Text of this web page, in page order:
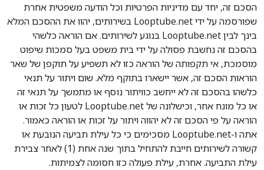
הסכם זה, יחד עם מדיניות הפרטיות וכל הודעה משפטית אחרת
שפורסמה על ידי Looptube.net בשירותים, יהוו את ההסכם המלא
בינך לבין Looptube.net בנוגע לשירותים. אם הוראה כלשהי
בהסכם זה נחשבת פסולה על ידי בית משפט בעל סמכות שיפוט
מוסמכת, אי תקפותה של הוראה כזו לא תשפיע על תוקפן של שאר
הוראות הסכם זה, אשר יישארו בתוקף מלא. שום ויתור על תנאי
כלשהו בהסכם זה לא ייחשב כוויתור נוסף או מתמשך על תנאי זה
או כל מונח אחר, וכישלונה של Looptube.net לטעון כל זכות או
הוראה על פי הסכם זה לא יהווה ויתור על זכות או הוראה כאמור.
אתה ו-Looptube.net מסכימים כי כל עילת תביעה הנובעת או
קשורה לשירותים חייבת להתחיל בתוך שנה אחת (1) לאחר צבירת
עילת התביעה. אחרת, עילת פעולה כזו חסומה לצמיתות.